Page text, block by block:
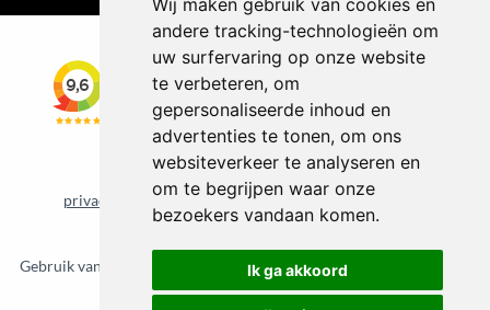
Wij maken gebruik van cookies en
andere tracking-technologieën om
uw surfervaring op onze website
te verbeteren, om
gepersonaliseerde inhoud en
advertenties te tonen, om ons
websiteverkeer te analyseren en
om te begrijpen waar onze
bezoekers vandaan komen.
Ik ga akkoord
privacybeleidcookiebeleid Update cookie voorkeuren
Gebruik van deze site betekent dat u de algemene voorwaarden
CBW erkende woonwinkels accepteert.